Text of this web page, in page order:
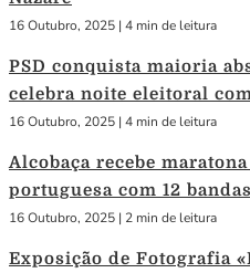
16 Outubro, 2025 | 4 min de leitura
PSD conquista maioria
celebra noite eleitoral
16 Outubro, 2025 | 4 min de leitura
Alcobaça recebe
portuguesa com 12
16 Outubro, 2025 | 2 min de leitura
Exposição de Fotografia